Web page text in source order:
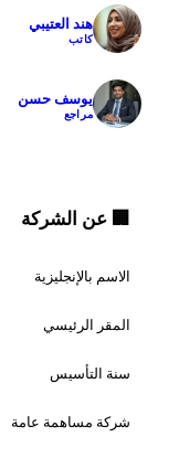
هند العتيبي
كاتب
يوسف حسن
مراجع
🏢 عن الشركة
الاسم بالإنجليزية
المقر الرئيسي
سنة التأسيس
شركة مساهمة عامة